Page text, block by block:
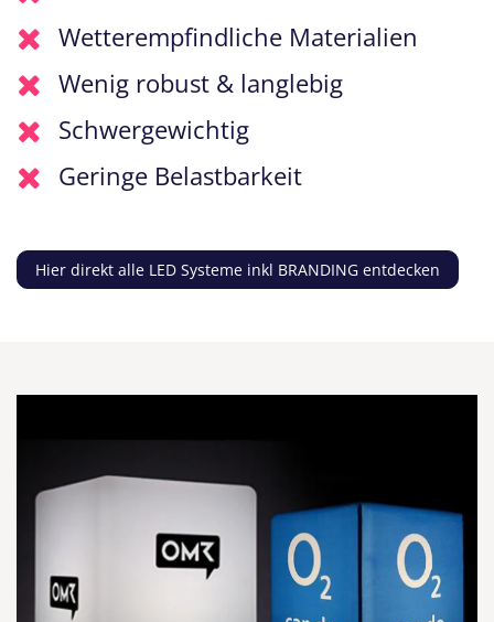
Wetterempfindliche Materialien
Wenig robust & langlebig
Schwergewichtig
Geringe Belastbarkeit
Hier direkt alle LED Systeme inkl BRANDING entdecken